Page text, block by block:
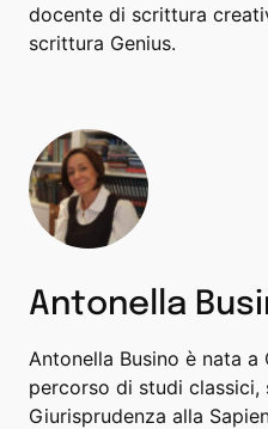
docente di scrittura
scrittura Genius.
Antonella
Antonella Busino è nata
percorso di studi classici,
Giurisprudenza alla